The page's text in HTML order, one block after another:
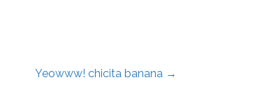
Yeowww! chicita banana →